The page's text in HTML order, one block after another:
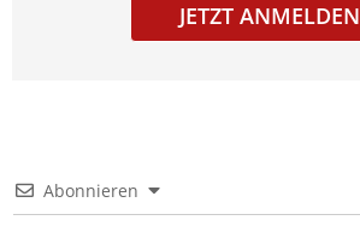
JETZT ANMELDEN
Abonnieren